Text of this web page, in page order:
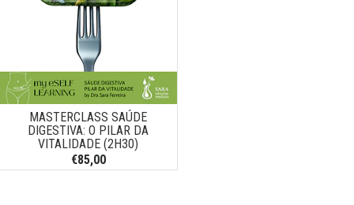
MASTERCLASS SAÚDE
DIGESTIVA: O PILAR DA
VITALIDADE (2H30)
€85,00